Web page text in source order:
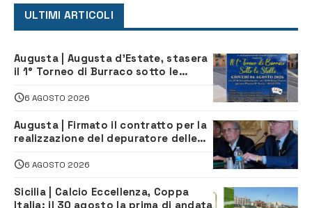
ULTIMI ARTICOLI
Augusta | Augusta d’Estate, stasera
il 1° Torneo di Burraco sotto le
6 AGOSTO 2026
Augusta | Firmato il contratto per la
realizzazione del depuratore delle
6 AGOSTO 2026
Sicilia | Calcio Eccellenza, Coppa
Italia: il 30 agosto la prima di andata